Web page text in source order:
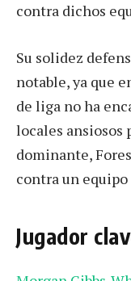
contra dichos
Su solidez
notable, ya que
de liga no ha
locales ansiosos
dominante,
contra un
Jugador